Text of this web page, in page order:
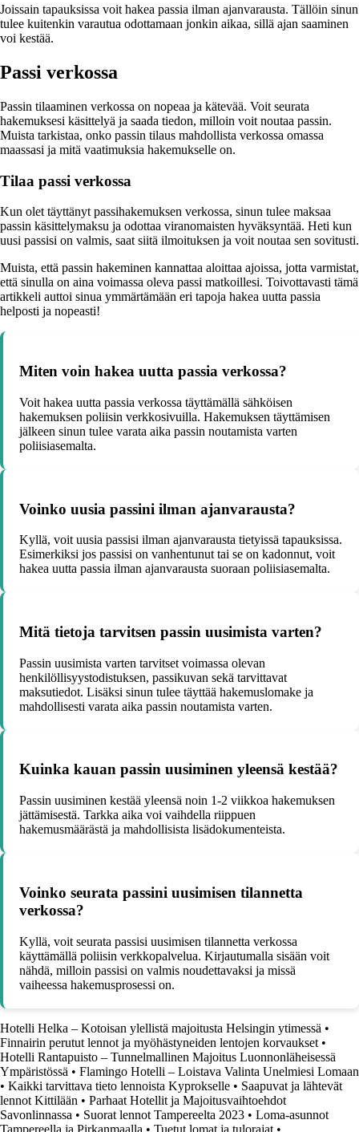
Joissain tapauksissa voit hakea passia ilman ajanvarausta. Tällöin sinun
tulee kuitenkin varautua odottamaan jonkin aikaa, sillä ajan saaminen
voi kestää.
Passi verkossa
Passin tilaaminen verkossa on nopeaa ja kätevää. Voit seurata
hakemuksesi käsittelyä ja saada tiedon, milloin voit noutaa passin.
Muista tarkistaa, onko passin tilaus mahdollista verkossa omassa
maassasi ja mitä vaatimuksia hakemukselle on.
Tilaa passi verkossa
Kun olet täyttänyt passihakemuksen verkossa, sinun tulee maksaa
passin käsittelymaksu ja odottaa viranomaisten hyväksyntää. Heti kun
uusi passisi on valmis, saat siitä ilmoituksen ja voit noutaa sen sovitusti.
Muista, että passin hakeminen kannattaa aloittaa ajoissa, jotta varmistat,
että sinulla on aina voimassa oleva passi matkoillesi. Toivottavasti tämä
artikkeli auttoi sinua ymmärtämään eri tapoja hakea uutta passia
helposti ja nopeasti!
Miten voin hakea uutta passia verkossa?
Voit hakea uutta passia verkossa täyttämällä sähköisen
hakemuksen poliisin verkkosivuilla. Hakemuksen täyttämisen
jälkeen sinun tulee varata aika passin noutamista varten
poliisiasemalta.
Voinko uusia passini ilman ajanvarausta?
Kyllä, voit uusia passisi ilman ajanvarausta tietyissä tapauksissa.
Esimerkiksi jos passisi on vanhentunut tai se on kadonnut, voit
hakea uutta passia ilman ajanvarausta suoraan poliisiasemalta.
Mitä tietoja tarvitsen passin uusimista varten?
Passin uusimista varten tarvitset voimassa olevan
henkilöllisyystodistuksen, passikuvan sekä tarvittavat
maksutiedot. Lisäksi sinun tulee täyttää hakemuslomake ja
mahdollisesti varata aika passin noutamista varten.
Kuinka kauan passin uusiminen yleensä kestää?
Passin uusiminen kestää yleensä noin 1-2 viikkoa hakemuksen
jättämisestä. Tarkka aika voi vaihdella riippuen
hakemusmäärästä ja mahdollisista lisädokumenteista.
Voinko seurata passini uusimisen tilannetta
verkossa?
Kyllä, voit seurata passisi uusimisen tilannetta verkossa
käyttämällä poliisin verkkopalvelua. Kirjautumalla sisään voit
nähdä, milloin passisi on valmis noudettavaksi ja missä
vaiheessa hakemusprosessi on.
Hotelli Helka – Kotoisan ylellistä majoitusta Helsingin ytimessä •
Finnairin perutut lennot ja myöhästyneiden lentojen korvaukset •
Hotelli Rantapuisto – Tunnelmallinen Majoitus Luonnonläheisessä
Ympäristössä • Flamingo Hotelli – Loistava Valinta Unelmiesi Lomaan
• Kaikki tarvittava tieto lennoista Kyprokselle • Saapuvat ja lähtevät
lennot Kittilään • Parhaat Hotellit ja Majoitusvaihtoehdot
Savonlinnassa • Suorat lennot Tampereelta 2023 • Loma-asunnot
Tampereella ja Pirkanmaalla • Tuetut lomat ja tulorajat •